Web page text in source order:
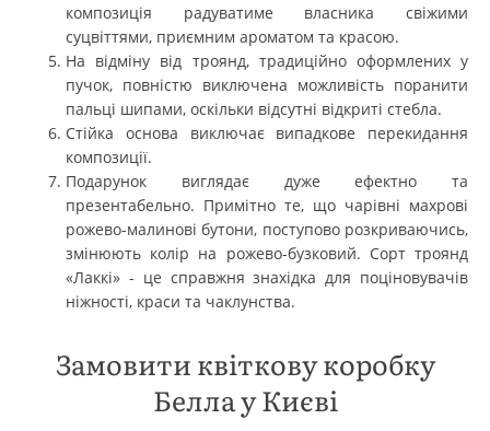
композиція радуватиме власника свіжими
суцвіттями, приємним ароматом та красою.
На відміну від троянд, традиційно оформлених у
пучок, повністю виключена можливість поранити
пальці шипами, оскільки відсутні відкриті стебла.
Стійка основа виключає випадкове перекидання
композиції.
Подарунок виглядає дуже ефектно та
презентабельно. Примітно те, що чарівні махрові
рожево-малинові бутони, поступово розкриваючись,
змінюють колір на рожево-бузковий. Сорт троянд
«Лаккі» - це справжня знахідка для поціновувачів
ніжності, краси та чаклунства.
Замовити квіткову коробку
Белла у Києві